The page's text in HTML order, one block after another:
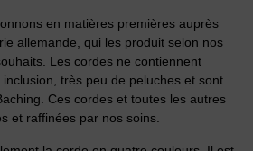
en matières premières auprès
allemande, qui les produit selon nos
Les cordes ne contiennent
très peu de peluches et sont
Ces cordes et toutes les autres
et raffinées par nos soins.